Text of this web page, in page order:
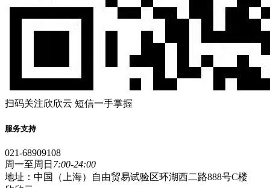
扫码关注欣欣云 短信一手掌握
服务支持
021-68909108
周一至周日 7:00-24:00
地址：中国（上海）自由贸易试验区环湖西二路888号C楼